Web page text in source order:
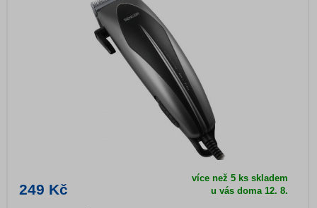
249 Kč
více než 5 ks skladem
u vás doma12. 8.